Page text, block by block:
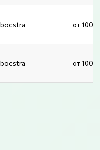
boostra от
boostra от